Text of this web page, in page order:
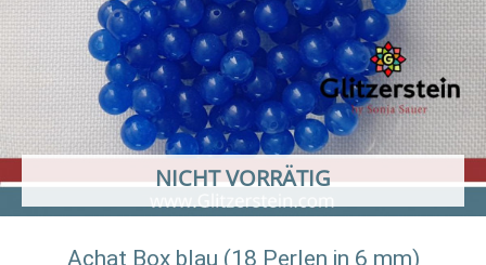
NICHT VORRÄTIG
Achat Box blau (18 Perlen in 6 mm)